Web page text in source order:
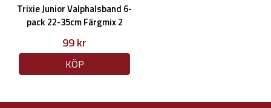
Trixie Junior Valphalsband 6-
pack 22-35cm Färgmix 2
99 kr
KÖP